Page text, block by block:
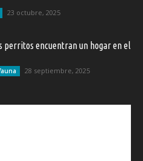
23 octubre, 2025
perritos encuentran un hogar en el
28 septiembre, 2025